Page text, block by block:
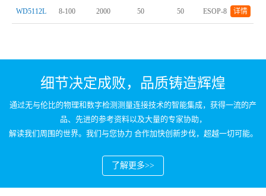
WD5112L 8-100 2000 50 50 ESOP-8 详情
细节决定成败，品质铸造辉煌
通过无与伦比的物理和数字检测测量连接技术的智能集成，获得一流的产
品、先进的参考资料以及大量的专家协助，
解读我们周围的世界。我们与您协力 合作加快创新步伐，超越一切可能。
了解更多>>